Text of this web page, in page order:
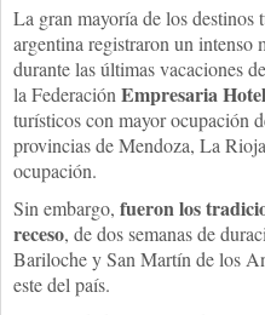
La gran mayoría de los destinos
argentina registraron un intenso
durante las últimas vacaciones
la Federación Empresaria
turísticos con mayor ocupación
provincias de Mendoza, La
ocupación.
Sin embargo, fueron los
receso, de dos semanas de
Bariloche y San Martín de los
este del país.